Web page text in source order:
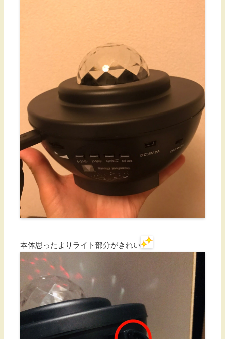
本体思ったよりライト部分がきれい